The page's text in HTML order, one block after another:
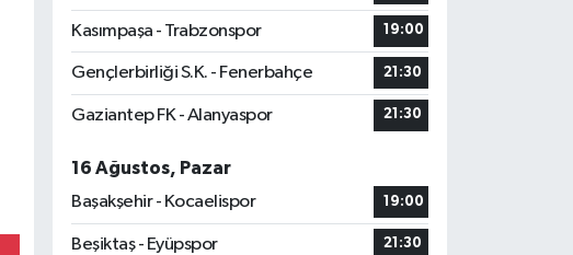
Kasımpaşa - Trabzonspor 19:00
Gençlerbirliği S.K. - Fenerbahçe 21:30
Gaziantep FK - Alanyaspor 21:30
16 Ağustos, Pazar
Başakşehir - Kocaelispor
19:00
Beşiktaş - Eyüpspor 21:30